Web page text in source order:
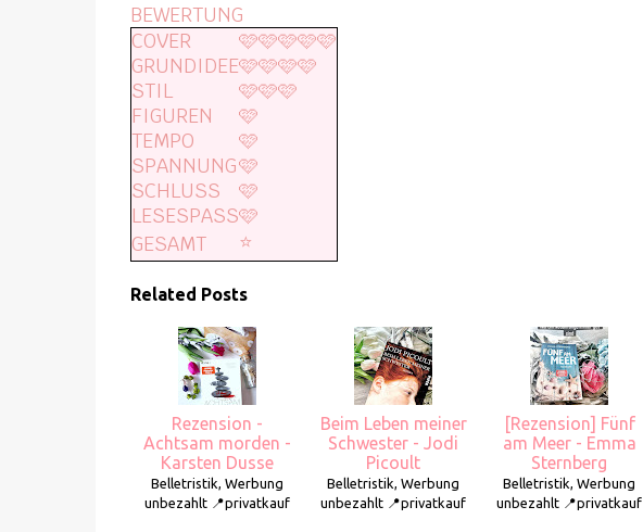
BEWERTUNG
COVER
🩷🩷🩷🩷🩷
GRUNDIDEE🩷🩷🩷🩷
STIL
🩷🩷🩷
FIGUREN
🩷
TEMPO
🩷
SPANNUNG🩷
SCHLUSS
🩷
LESESPASS🩷
GESAMT
⭐️
Related Posts
Rezension -
Achtsam morden -
Karsten Dusse
Belletristik, Werbung
unbezahlt 📍privatkauf
Beim Leben meiner
Schwester - Jodi
Picoult
Belletristik, Werbung
unbezahlt 📍privatkauf
[Rezension] Fünf
am Meer - Emma
Sternberg
Belletristik, Werbung
unbezahlt 📍privatkauf